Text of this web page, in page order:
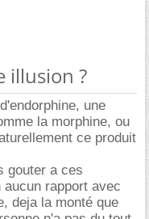
illusion ?
une
la morphine, ou
ce produit
gouter a ces
rapport avec
deja la monté que